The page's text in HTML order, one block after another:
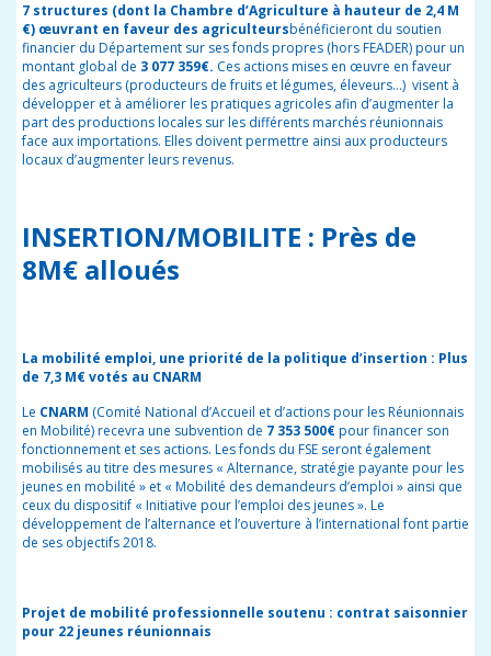
7 structures (dont la Chambre d’Agriculture à hauteur de 2,4 M
€) œuvrant en faveur des agriculteursbénéficieront du soutien
financier du Département sur ses fonds propres (hors FEADER) pour un
montant global de 3 077 359€. Ces actions mises en œuvre en faveur
des agriculteurs (producteurs de fruits et légumes, éleveurs…) visent à
développer et à améliorer les pratiques agricoles afin d’augmenter la
part des productions locales sur les différents marchés réunionnais
face aux importations. Elles doivent permettre ainsi aux producteurs
locaux d’augmenter leurs revenus.
INSERTION/MOBILITE : Près de
8M€ alloués
La mobilité emploi, une priorité de la politique d’insertion : Plus
de 7,3 M€ votés au CNARM
Le CNARM (Comité National d’Accueil et d’actions pour les Réunionnais
en Mobilité) recevra une subvention de 7 353 500€pour financer son
fonctionnement et ses actions. Les fonds du FSE seront également
mobilisés au titre des mesures « Alternance, stratégie payante pour les
jeunes en mobilité » et « Mobilité des demandeurs d’emploi » ainsi que
ceux du dispositif « Initiative pour l’emploi des jeunes ». Le
développement de l’alternance et l’ouverture à l’international font partie
de ses objectifs 2018.
Projet de mobilité professionnelle soutenu : contrat saisonnier
pour 22 jeunes réunionnais